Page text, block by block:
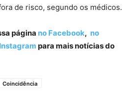
de risco, segundo os médicos.
página no Facebook, no
para mais notícias do
Coincidência